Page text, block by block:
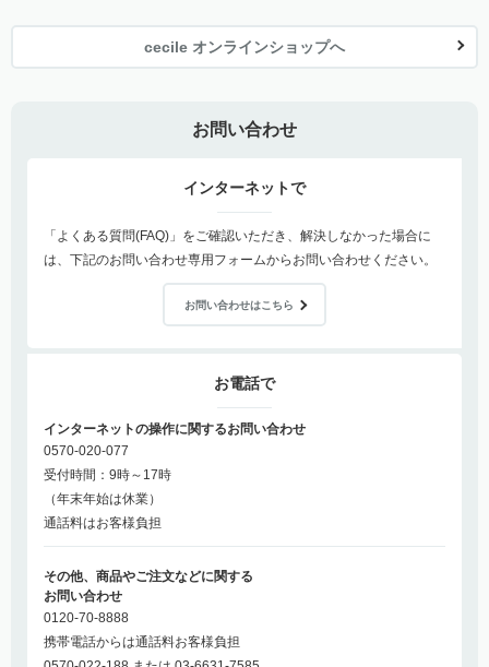
cecile オンラインショップへ
お問い合わせ
インターネットで
「よくある質問(FAQ)」をご確認いただき、解決しなかった場合に
は、下記のお問い合わせ専用フォームからお問い合わせください。
お問い合わせはこちら
お電話で
インターネットの操作に関するお問い合わせ
0570-020-077
受付時間：9時～17時
（年末年始は休業）
通話料はお客様負担
その他、商品やご注文などに関する
お問い合わせ
0120-70-8888
携帯電話からは通話料お客様負担